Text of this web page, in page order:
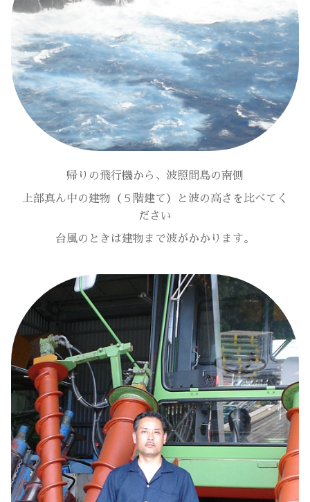
帰りの飛行機から、波照間島の南側
上部真ん中の建物（５階建て）と波の高さを比べてく
ださい
台風のときは建物まで波がかかります。